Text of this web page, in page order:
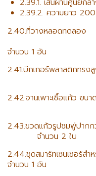
2.39.1. เส้นผ่านศูนย์กล
2.39.2. ความยาว
2.40.ที่วางหลอดทดลอง
จำนวน 1 อัน
2.41.บีกเกอร์พลาสติกทรง
จำนว
2.42.จานเพาะเชื้อแก้ว ข
จำนวน
2.43.ขวดแก้วรูปชมพู่
จำนวน 2 ใบ
2.44.ชุดสมาร์ทเซนเซอร์
จำนวน 1 อัน